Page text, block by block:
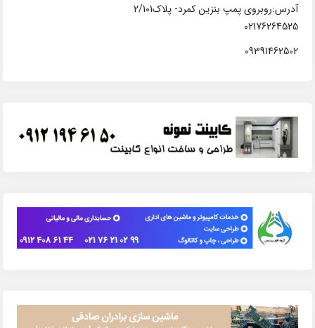
آدرس:روبروی پمپ بنزین کمرد- پلاک2/101
02176264525
09391462502